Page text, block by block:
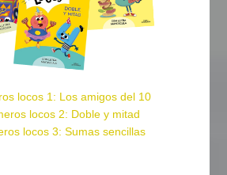
locos 1: Los amigos del 10
locos 2: Doble y mitad
locos 3: Sumas sencillas